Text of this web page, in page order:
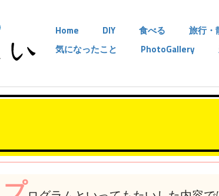
Home DIY 食べる
旅行・
気になったこと
PhotoGallery